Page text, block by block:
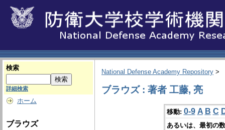
検索
詳細検索
ホーム
ブラウズ
National Defense Academy Repository >
ブラウズ : 著者 工藤, 亮
移動: 0-9 A B C
あるいは、最初の